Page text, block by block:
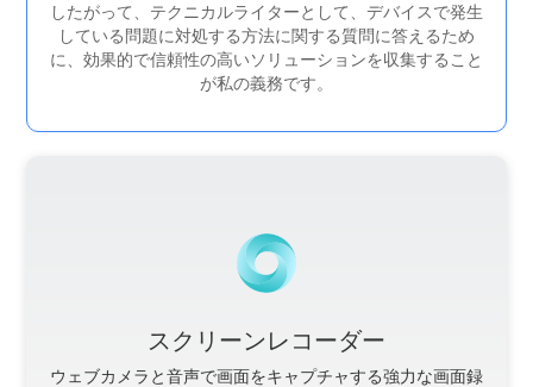
したがって、テクニカルライターとして、デバイスで発生
している問題に対処する方法に関する質問に答えるため
に、効果的で信頼性の高いソリューションを収集すること
が私の義務です。
スクリーンレコーダー
ウェブカメラと音声で画面をキャプチャする強力な画面録